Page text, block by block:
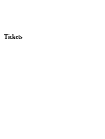
Tickets